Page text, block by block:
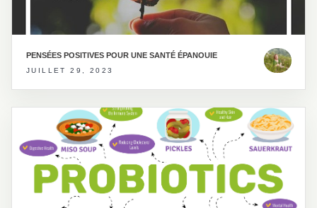
PENSÉES POSITIVES POUR UNE SANTÉ ÉPANOUIE
JUILLET 29, 2023